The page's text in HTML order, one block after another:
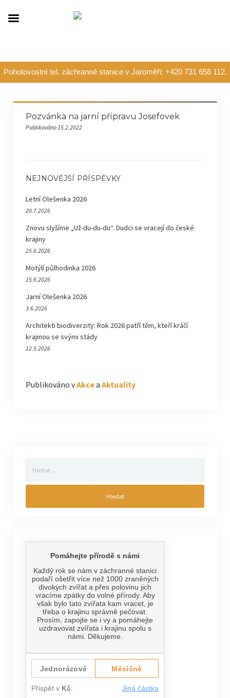
Pohotovostní tel. záchranné stanice v Jaroměři: +420 731 658 112.
Pozvánka na jarní přípravu Josefovek
Publikováno 15.2.2022
NEJNOVĚJŠÍ PŘÍSPĚVKY
Letní Olešenka 2026
20.7.2026
Znovu slyšíme „Už-du-du-du“. Dudci se vracejí do české
krajiny
25.6.2026
Motýlí půlhodinka 2026
15.6.2026
Jarní Olešenka 2026
3.6.2026
Architekti biodiverzity: Rok 2026 patří těm, kteří kráčí
krajinou se svými stády
12.5.2026
Publikováno vAkcea Aktuality